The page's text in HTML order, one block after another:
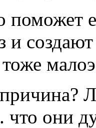
и
что они